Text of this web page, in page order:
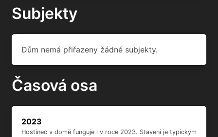
Subjekty
Dům nemá přiřazeny žádné subjekty.
Časová osa
2023
Hostinec v domě funguje i v roce 2023. Stavení je typickým